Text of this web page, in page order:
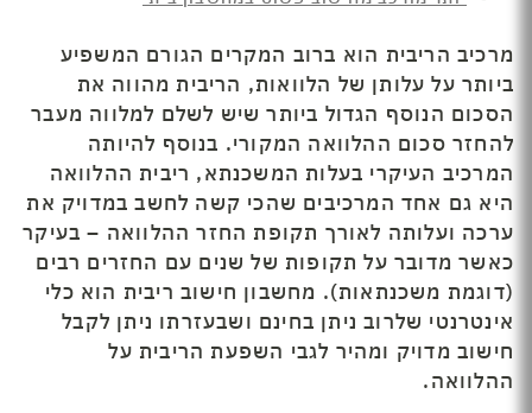
מרכיב הריבית הוא ברוב המקרים הגורם המשפיע
ביותר על עלותן של הלוואות, הריבית מהווה את
הסכום הנוסף הגדול ביותר שיש לשלם למלווה מעבר
להחזר סכום ההלוואה המקורי. בנוסף להיותה
המרכיב העיקרי בעלות המשכנתא, ריבית ההלוואה
היא גם אחד המרכיבים שהכי קשה לחשב במדויק את
ערכה ועלותה לאורך תקופת החזר ההלוואה – בעיקר
כאשר מדובר על תקופות של שנים עם החזרים רבים
(דוגמת משכנתאות). מחשבון חישוב ריבית הוא כלי
אינטרנטי שלרוב ניתן בחינם ושבעזרתו ניתן לקבל
חישוב מדויק ומהיר לגבי השפעת הריבית על
ההלוואה.